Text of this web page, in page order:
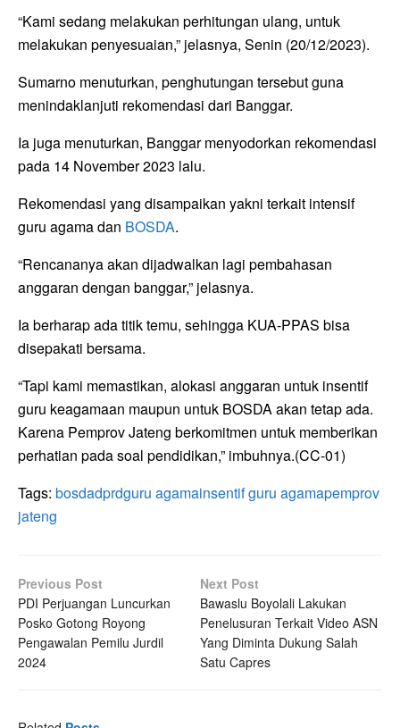
“Kami sedang melakukan perhitungan ulang, untuk
melakukan penyesuaian,” jelasnya, Senin (20/12/2023).
Sumarno menuturkan, penghutungan tersebut guna
menindaklanjuti rekomendasi dari Banggar.
Ia juga menuturkan, Banggar menyodorkan rekomendasi
pada 14 November 2023 lalu.
Rekomendasi yang disampaikan yakni terkait intensif
guru agama dan BOSDA.
“Rencananya akan dijadwalkan lagi pembahasan
anggaran dengan banggar,” jelasnya.
Ia berharap ada titik temu, sehingga KUA-PPAS bisa
disepakati bersama.
“Tapi kami memastikan, alokasi anggaran untuk insentif
guru keagamaan maupun untuk BOSDA akan tetap ada.
Karena Pemprov Jateng berkomitmen untuk memberikan
perhatian pada soal pendidikan,” imbuhnya.(CC-01)
Tags: bosdadprdguru agamainsentif guru agamapemprov
jateng
Previous Post
PDI Perjuangan Luncurkan
Posko Gotong Royong
Pengawalan Pemilu Jurdil
2024
Next Post
Bawaslu Boyolali Lakukan
Penelusuran Terkait Video ASN
Yang Diminta Dukung Salah
Satu Capres